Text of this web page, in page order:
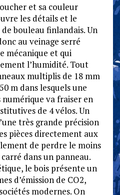
et sa couleur
les détails et le
bouleau finlandais. Un
au veinage serré
mécanique et qui
l’humidité. Tout
multiplis de 18 mm
m dans lesquels une
va fraiser en
de 4 vélos. Un
très grande précision
pièces directement aux
de perdre le moins
dans un panneau.
le bois présente un
d’émission de CO2,
modernes. On